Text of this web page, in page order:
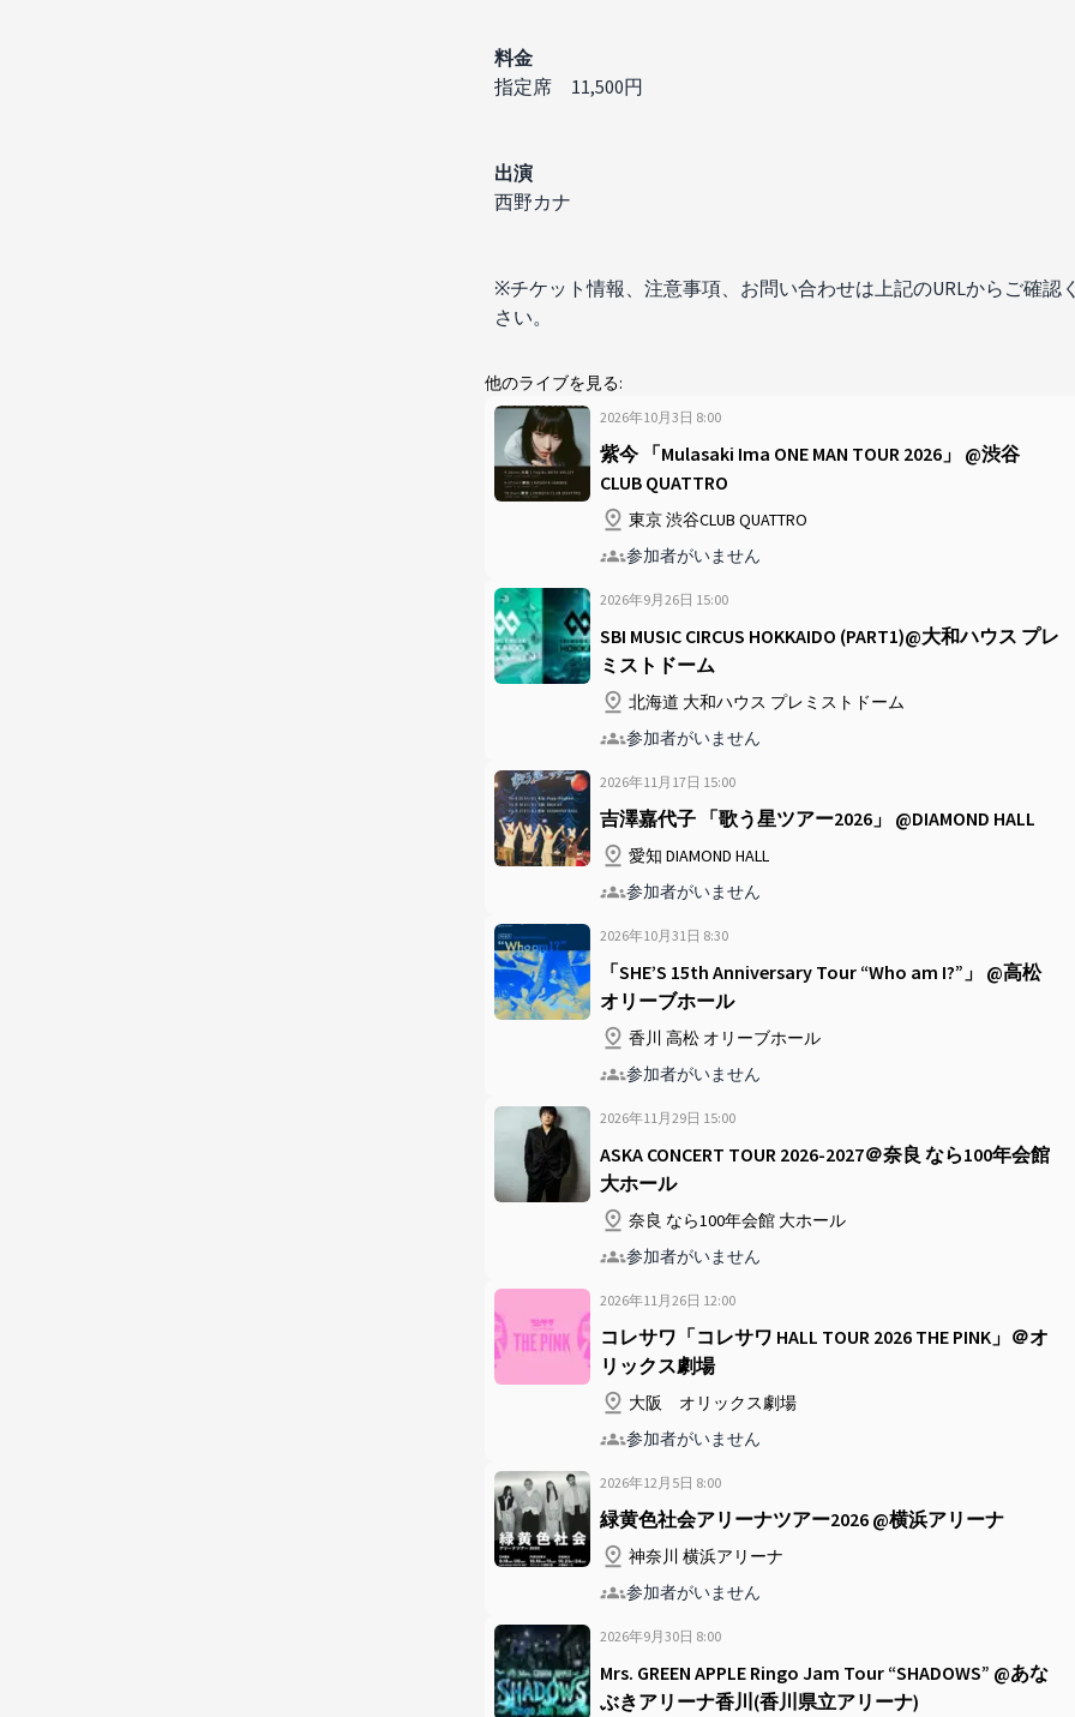
料金
指定席 11,500円
出演​
西野カナ
※チケット情報、注意事項、お問い合わせは上記のURLからご確認
さい。
他のライブを見る:
2026年10月3日 8:00
紫今 「Mulasaki Ima ONE MAN TOUR 2026」 @渋谷
CLUB QUATTRO
東京 渋谷CLUB QUATTRO
参加者がいません
2026年9月26日 15:00
SBI MUSIC CIRCUS HOKKAIDO (PART1)@大和ハウス プレ
ミストドーム
北海道 大和ハウス プレミストドーム
参加者がいません
2026年11月17日 15:00
吉澤嘉代子 「歌う星ツアー2026」 @DIAMOND HALL
愛知 DIAMOND HALL
参加者がいません
2026年10月31日 8:30
「SHE’S 15th Anniversary Tour “Who am I?”」 @高松
オリーブホール
香川 高松 オリーブホール
参加者がいません
2026年11月29日 15:00
ASKA CONCERT TOUR 2026-2027＠奈良 なら100年会館
大ホール
奈良 なら100年会館 大ホール
参加者がいません
2026年11月26日 12:00
コレサワ「コレサワ HALL TOUR 2026 THE PINK」＠オ
リックス劇場
大阪 オリックス劇場
参加者がいません
2026年12月5日 8:00
緑黄色社会アリーナツアー2026 @横浜アリーナ
神奈川 横浜アリーナ
参加者がいません
2026年9月30日 8:00
Mrs. GREEN APPLE Ringo Jam Tour “SHADOWS” @あな
ぶきアリーナ香川(香川県立アリーナ)